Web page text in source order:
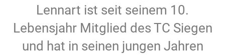
Lennart ist seit seinem 10.
Lebensjahr Mitglied des TC Siegen
und hat in seinen jungen Jahren